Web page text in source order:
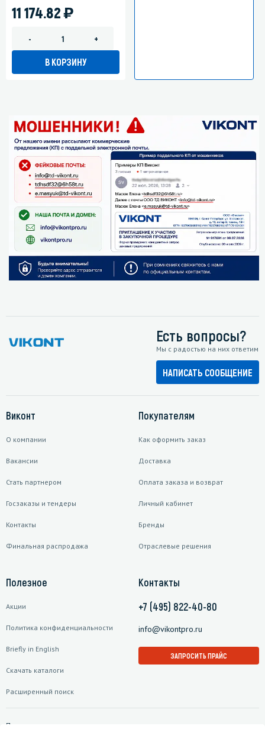
11 174.82)
- +
В КОРЗИНУ
Есть вопросы?
Мы с радостью на них ответим
НАПИСАТЬ СООБЩЕНИЕ
Виконт
О компании
Вакансии
Стать партнером
Госзаказы и тендеры
Контакты
Финальная распродажа
Покупателям
Как оформить заказ
Доставка
Оплата заказа и возврат
Личный кабинет
Бренды
Отраслевые решения
Полезное
Акции
Политика конфиденциальности
Briefly in English
Скачать каталоги
Расширенный поиск
Контакты
+7 (495) 822-40-80
info@vikontpro.ru
ЗАПРОСИТЬ ПРАЙС
Подписаться на рассылку